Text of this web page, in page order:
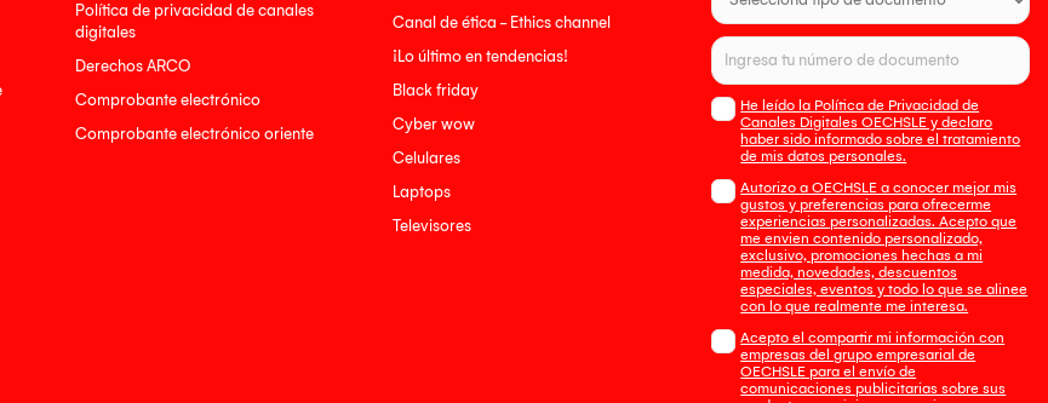
Política de privacidad de canales
digitales
Derechos ARCO
Comprobante electrónico
Comprobante electrónico oriente
Canal de ética - Ethics channel
¡Lo último en tendencias!
Black friday
Cyber wow
Celulares
Laptops
Televisores
He leído la Política de Privacidad de
Canales Digitales OECHSLE y declaro
haber sido informado sobre el tratamiento
de mis datos personales.
Autorizo a OECHSLE a conocer mejor mis
gustos y preferencias para ofrecerme
experiencias personalizadas. Acepto que
me envien contenido personalizado,
exclusivo, promociones hechas a mi
medida, novedades, descuentos
especiales, eventos y todo lo que se alinee
con lo que realmente me interesa.
Acepto el compartir mi información con
empresas del grupo empresarial de
OECHSLE para el envío de
comunicaciones publicitarias sobre sus